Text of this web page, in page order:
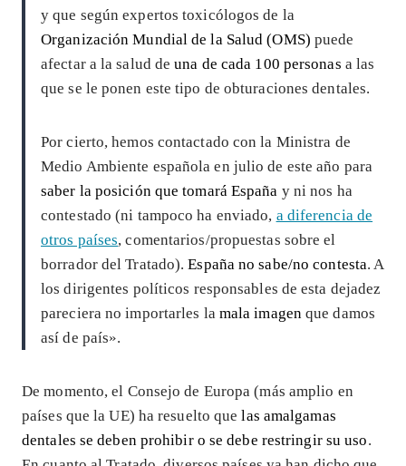
y que según expertos toxicólogos de la
Organización Mundial de la Salud (OMS) puede
afectar a la salud deuna de cada 100 personas a las
que se le ponen este tipo de obturaciones dentales.
Por cierto, hemos contactado con la Ministra de
Medio Ambiente española en julio de este año para
saber la posición que tomará España y ni nos ha
contestado (ni tampoco ha enviado, a diferencia de
otros países, comentarios/propuestas sobre el
borrador del Tratado).España no sabe/no contesta. A
los dirigentes políticos responsables de esta dejadez
pareciera no importarles la mala imagen que damos
así de país».
De momento, el Consejo de Europa (más amplio en
países que la UE) ha resuelto quelas amalgamas
dentales se deben prohibir o se debe restringir su uso.